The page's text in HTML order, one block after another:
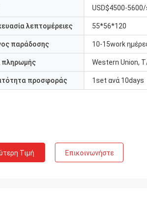
USD$4500-
λεπτομέρειες 55*56*120
παράδοσης 10-15work
πληρωμής Western Union,
προσφοράς 1set ανά 10days
Τιμή Επικοινωνήστε